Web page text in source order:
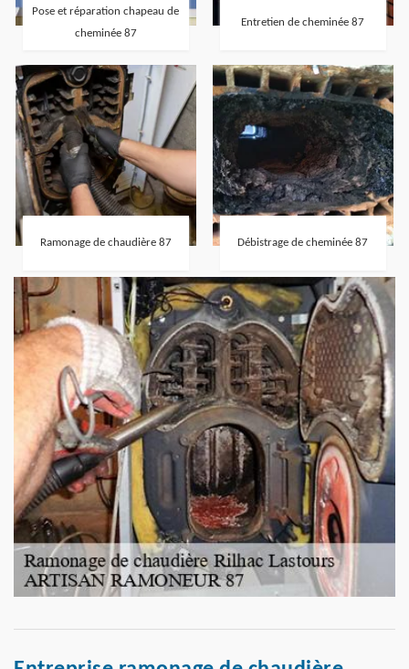
Pose et réparation chapeau de
cheminée 87
Entretien de cheminée 87
Ramonage de chaudière 87 Débistrage de cheminée 87